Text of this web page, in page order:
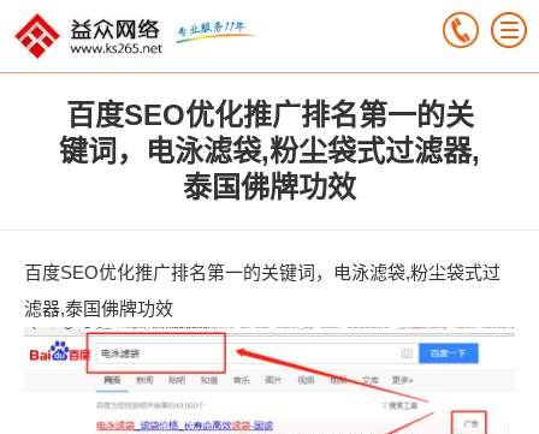
百度SEO优化推广排名第一的关
键词，电泳滤袋,粉尘袋式过滤器,
泰国佛牌功效
百度SEO优化推广排名第一的关键词，电泳滤袋,粉尘袋式过
滤器,泰国佛牌功效